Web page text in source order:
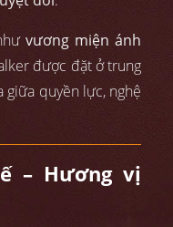
vương miện ánh
được đặt ở trung
giữa quyền lực, nghệ
– Hương vị